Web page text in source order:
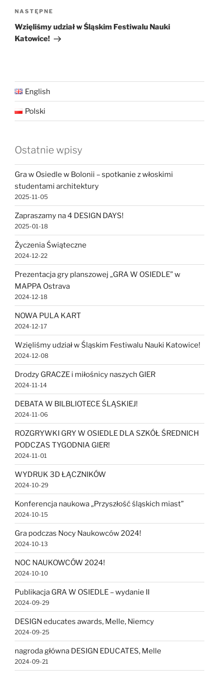
Następny
wpis
NASTĘPNE
Wzięliśmy udział w Śląskim Festiwalu Nauki
Katowice!
English
Polski
Ostatnie wpisy
Gra w Osiedle w Bolonii – spotkanie z włoskimi
studentami architektury
2025-11-05
Zapraszamy na 4 DESIGN DAYS!
2025-01-18
Życzenia Świąteczne
2024-12-22
Prezentacja gry planszowej „GRA W OSIEDLE” w
MAPPA Ostrava
2024-12-18
NOWA PULA KART
2024-12-17
Wzięliśmy udział w Śląskim Festiwalu Nauki Katowice!
2024-12-08
Drodzy GRACZE i miłośnicy naszych GIER
2024-11-14
DEBATA W BILBLIOTECE ŚLĄSKIEJ!
2024-11-06
ROZGRYWKI GRY W OSIEDLE DLA SZKÓŁ ŚREDNICH
PODCZAS TYGODNIA GIER!
2024-11-01
WYDRUK 3D ŁĄCZNIKÓW
2024-10-29
Konferencja naukowa „Przyszłość śląskich miast”
2024-10-15
Gra podczas Nocy Naukowców 2024!
2024-10-13
NOC NAUKOWCÓW 2024!
2024-10-10
Publikacja GRA W OSIEDLE – wydanie II
2024-09-29
DESIGN educates awards, Melle, Niemcy
2024-09-25
nagroda główna DESIGN EDUCATES, Melle
2024-09-21